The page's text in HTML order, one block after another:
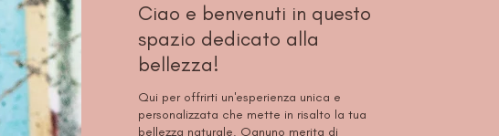
Ciao e benvenuti in questo
spazio dedicato alla
bellezza!
Qui per offrirti un'esperienza unica e
personalizzata che mette in risalto la tua
bellezza naturale. Ognuno merita di